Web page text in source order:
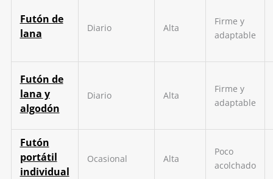
Futón de
lana
Diario Alta
Firme y
adaptable
Futón de
lana y
algodón
Diario Alta
Firme y
adaptable
Futón
portátil
individual
Ocasional Alta
Poco
acolchado